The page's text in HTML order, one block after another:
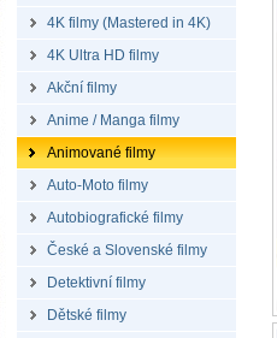
4K filmy (Mastered in 4K)
4K Ultra HD filmy
Akční filmy
Anime / Manga filmy
Animované filmy
Auto-Moto filmy
Autobiografické filmy
České a Slovenské filmy
Detektivní filmy
Dětské filmy